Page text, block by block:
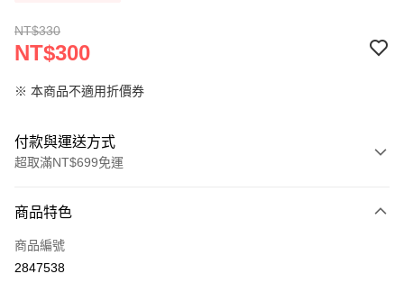
NT$330
NT$300
※ 本商品不適用折價券
付款與運送方式
超取滿NT$699免運
信用卡一次付款
信用卡分期付款
商品特色
商品編號
2847538